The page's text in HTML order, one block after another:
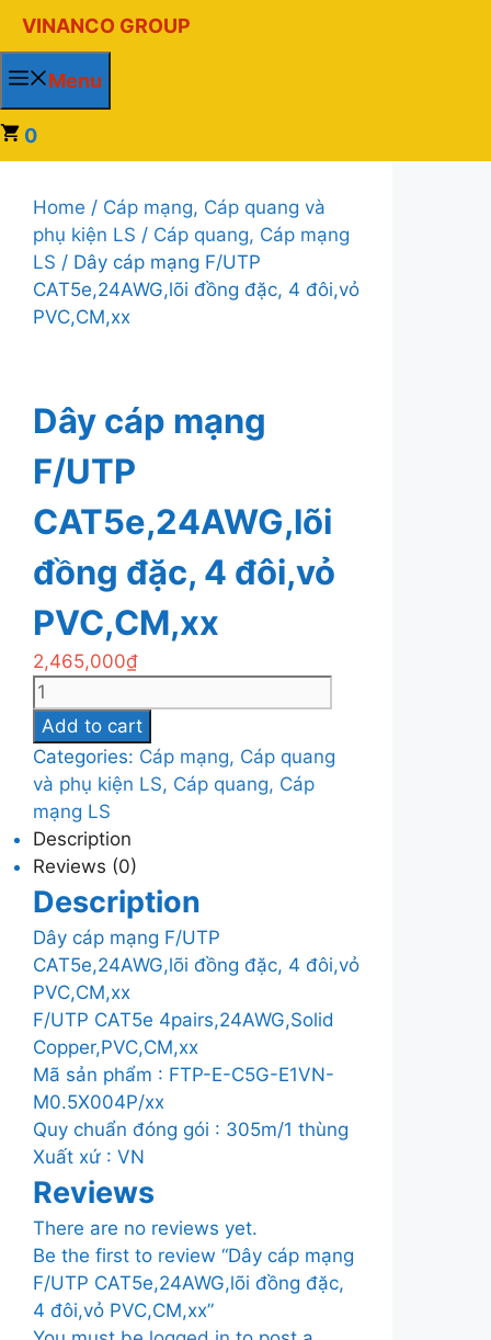
đến
nội
VINANCO GROUP
Menu
0
Home / Cáp mạng, Cáp quang và
phụ kiện LS / Cáp quang, Cáp mạng
LS / Dây cáp mạng F/UTP
CAT5e,24AWG,lõi đồng đặc, 4 đôi,vỏ
PVC,CM,xx
Dây cáp mạng
F/UTP
CAT5e,24AWG,lõi
đồng đặc, 4 đôi,vỏ
PVC,CM,xx
2,465,000₫
Dây
cáp
mạng
F/UTP
CAT5e,24AWG,lõi
đồng
đặc,
4
đôi,vỏ
PVC,CM,xx
quantity
Add to cart
Categories: Cáp mạng, Cáp quang
và phụ kiện LS, Cáp quang, Cáp
mạng LS
Description
Reviews (0)
Description
Dây cáp mạng F/UTP
CAT5e,24AWG,lõi đồng đặc, 4 đôi,vỏ
PVC,CM,xx
F/UTP CAT5e 4pairs,24AWG,Solid
Copper,PVC,CM,xx
Mã sản phẩm : FTP-E-C5G-E1VN-
M0.5X004P/xx
Quy chuẩn đóng gói : 305m/1 thùng
Xuất xứ : VN
Reviews
There are no reviews yet.
Be the first to review “Dây cáp mạng
F/UTP CAT5e,24AWG,lõi đồng đặc,
4 đôi,vỏ PVC,CM,xx”